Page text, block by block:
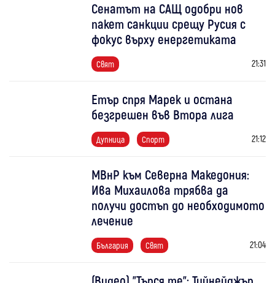
Сенатът на САЩ одобри нов
пакет санкции срещу Русия с
фокус върху енергетиката
Свят 21:31
Етър спря Марек и остана
безгрешен във Втора лига
Дупница Спорт 21:12
МВнР към Северна Македония:
Ива Михаилова трябва да
получи достъп до необходимото
лечение
България Свят 21:04